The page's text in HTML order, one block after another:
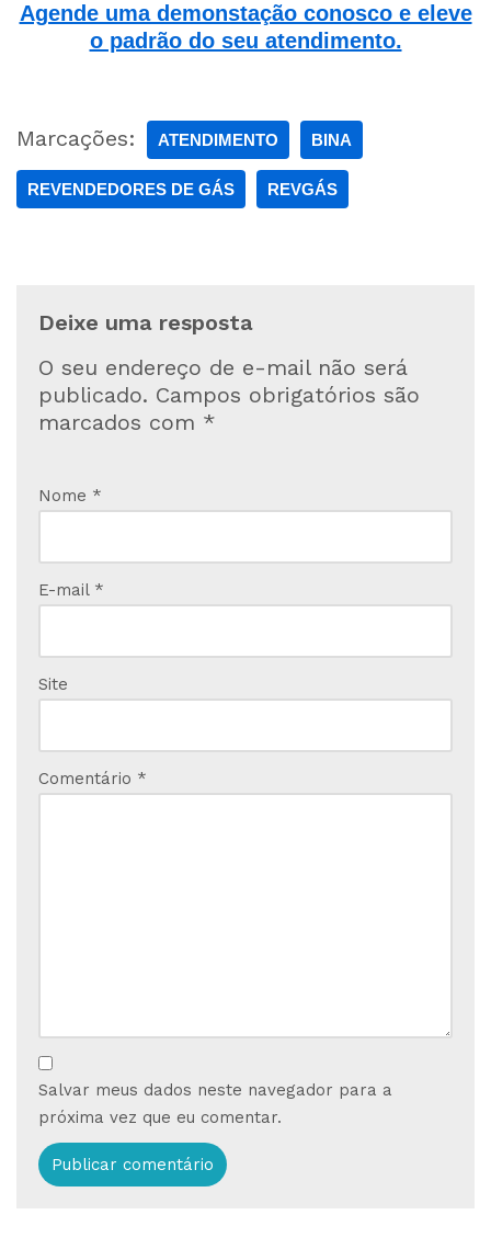
Agende uma demonstação conosco e eleve
o padrão do seu atendimento.
Marcações: ATENDIMENTO BINA
REVENDEDORES DE GÁS REVGÁS
Deixe uma resposta
O seu endereço de e-mail não será
publicado. Campos obrigatórios são
marcados com *
Nome *
E-mail *
Site
Comentário *
Salvar meus dados neste navegador para a
próxima vez que eu comentar.